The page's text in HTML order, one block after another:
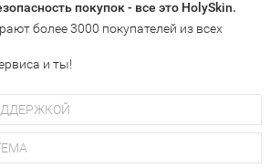
доставки и оплаты в Вашем городе
покупок - все это HolySkin.
более 3000 покупателей из всех
и ты!
на все Ваши вопросы по работе
по товарам, рассказать о